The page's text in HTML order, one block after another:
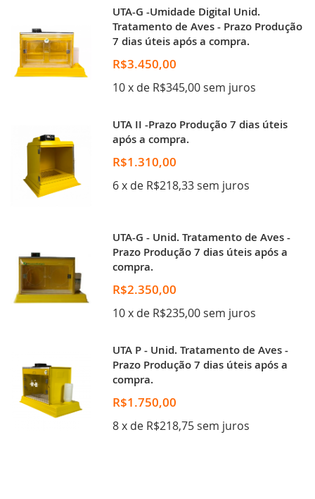
UTA-G -Umidade Digital Unid.
Tratamento de Aves - Prazo Produção
7 dias úteis após a compra.
R$3.450,00
10 x de R$345,00 sem juros
UTA II -Prazo Produção 7 dias úteis
após a compra.
R$1.310,00
6 x de R$218,33 sem juros
UTA-G - Unid. Tratamento de Aves -
Prazo Produção 7 dias úteis após a
compra.
R$2.350,00
10 x de R$235,00 sem juros
UTA P - Unid. Tratamento de Aves -
Prazo Produção 7 dias úteis após a
compra.
R$1.750,00
8 x de R$218,75 sem juros